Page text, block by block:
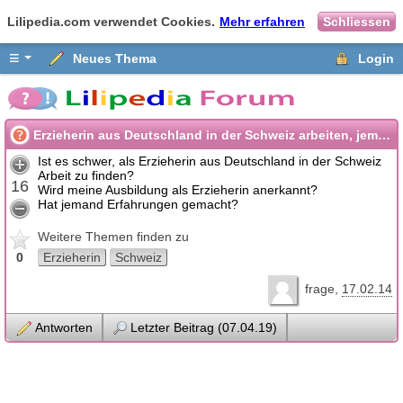
Lilipedia.com verwendet Cookies. Mehr erfahren Schliessen
≡ Neues Thema Login
Erzieherin aus Deutschland in der Schweiz arbeiten, jemand Erfahrung?
16
0
Ist es schwer, als Erzieherin aus Deutschland in der Schweiz
Arbeit zu finden?
Wird meine Ausbildung als Erzieherin anerkannt?
Hat jemand Erfahrungen gemacht?
Weitere Themen finden zu
Erzieherin
Schweiz
frage 17.02.14
Antworten Letzter Beitrag (07.04.19)